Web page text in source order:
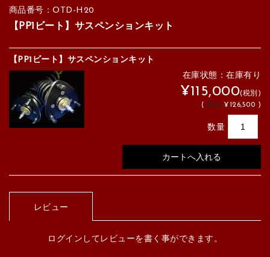
商品番号：OTD-H20
【PP1ビート】サスペンションキット
【PP1ビート】サスペンションキット
在庫状態：在庫有り
¥115,000(税別)
(税込 ¥126,500 )
数量
レビュー
ログインしてレビューを書く事ができます。